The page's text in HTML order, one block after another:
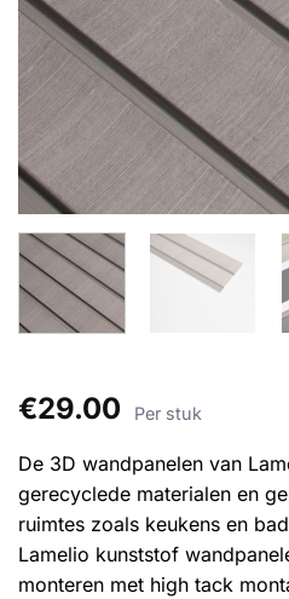
€29.00 Per stuk
De 3D wandpanelen van
gerecyclede materialen en
ruimtes zoals keukens en
Lamelio kunststof
monteren met high tack